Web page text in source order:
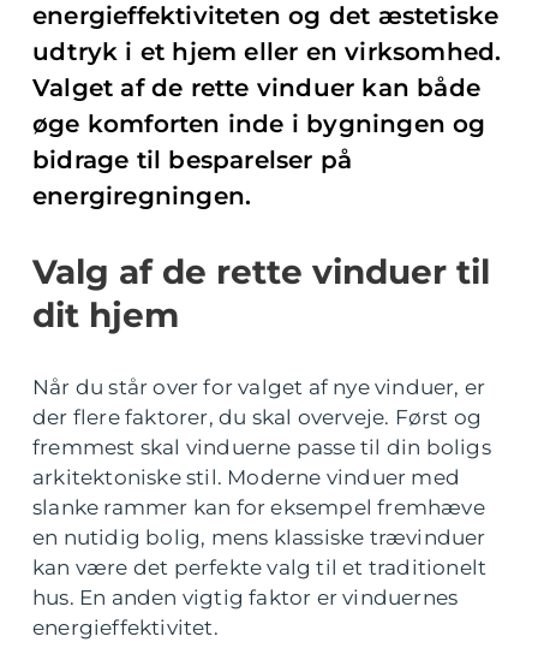
energieffektiviteten og det æstetiske
udtryk i et hjem eller en virksomhed.
Valget af de rette vinduer kan både
øge komforten inde i bygningen og
bidrage til besparelser på
energiregningen.
Valg af de rette vinduer til
dit hjem
Når du står over for valget af nye vinduer, er
der flere faktorer, du skal overveje. Først og
fremmest skal vinduerne passe til din boligs
arkitektoniske stil. Moderne vinduer med
slanke rammer kan for eksempel fremhæve
en nutidig bolig, mens klassiske trævinduer
kan være det perfekte valg til et traditionelt
hus. En anden vigtig faktor er vinduernes
energieffektivitet.